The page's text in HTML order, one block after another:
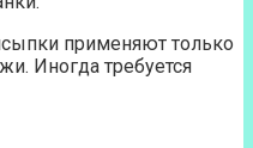
применяют только
Иногда требуется